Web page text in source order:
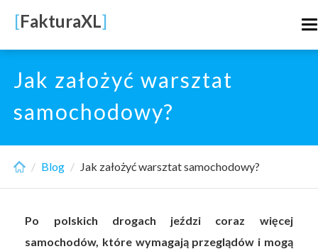
main
content
[FakturaXL]
Jak założyć warsztat
samochodowy?
Blog Jak założyć warsztat samochodowy?
Po polskich drogach jeździ coraz więcej
samochodów, które wymagają przeglądów i mogą